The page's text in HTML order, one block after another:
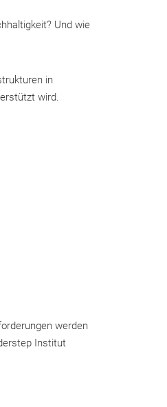
Und wie
in
wird.
werden
Institut